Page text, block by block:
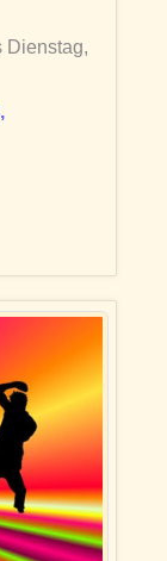
Dienstag,